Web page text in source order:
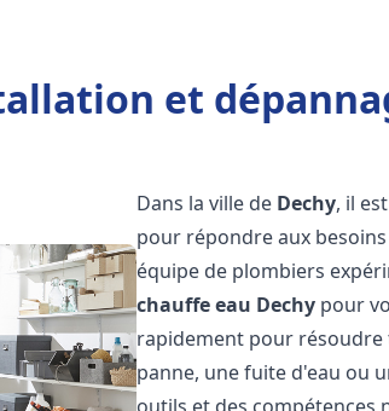
et
Dans la ville de Dechy, il
pour répondre aux
équipe de plombiers
chauffe eau Dechy pour
rapidement pour résoudre
panne, une fuite d'eau ou